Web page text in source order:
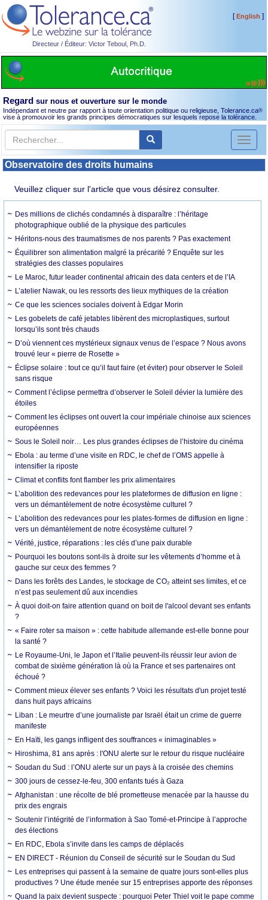
Directeur / Éditeur: Victor Teboul, Ph.D.
[English ]
Regard sur nous et ouverture sur le monde
Indépendant et neutre par rapport à toute orientation politique ou religieuse, Tolerance.ca®
vise à promouvoir les grands principes démocratiques sur lesquels repose la tolérance.
Toggle
Observatoire des droits humains
Veuillez cliquer sur l'article que vous désirez consulter.
Des millions de clichés condamnés à disparaître : l’héritage
photographique oublié de la physique des particules
Héritons-nous des traumatismes de nos parents ? Pas exactement
Équilibrer son alimentation malgré la précarité ? Enquête sur les
stratégies des classes populaires
Le Maroc, futur leader continental africain des data centers et de l’IA
L’atelier Nawak, ou les ressorts des lieux mythiques de la création
Ce que les sciences sociales doivent à Edgar Morin
Les gobelets de café jetables libèrent des microplastiques, surtout
lorsqu’ils sont très chauds
D’où viennent ces mystérieux signaux venus de l’espace ? Nous avons
trouvé leur « pierre de Rosette »
Éclipse solaire : tout ce qu’il faut faire (et éviter) pour observer le Soleil
sans risque
Comment l’éclipse permettra d’observer le Soleil dévier la lumière des
étoiles
Comment les éclipses ont ouvert la cour impériale chinoise aux sciences
européennes
Sous le Soleil noir… Les plus grandes éclipses de l’histoire du cinéma
Ebola : au terme d’une visite en RDC, le chef de l’OMS appelle à
intensifier la riposte
Climat et conflits font flamber les prix alimentaires
L’abolition des redevances pour les plateformes de diffusion en ligne :
vers un démantèlement de notre écosystème culturel ?
L’abolition des redevances pour les plates-formes de diffusion en ligne :
vers un démantèlement de notre écosystème culturel ?
Vérité, justice, réparations : les clés d’une paix durable
Pourquoi les boutons sont-ils à droite sur les vêtements d’homme et à
gauche sur ceux des femmes ?
Dans les forêts des Landes, le stockage de CO₂ atteint ses limites, et ce
n’est pas seulement dû aux incendies
À quoi doit-on faire attention quand on boit de l'alcool devant ses enfants
?
« Faire roter sa maison » : cette habitude allemande est-elle bonne pour
la santé ?
Le Royaume-Uni, le Japon et l’Italie peuvent-ils réussir leur avion de
combat de sixième génération là où la France et ses partenaires ont
échoué ?
Comment mieux élever ses enfants ? Voici les résultats d'un projet testé
dans huit pays africains
Liban : Le meurtre d’une journaliste par Israël était un crime de guerre
manifeste
En Haïti, les gangs infligent des souffrances « inimaginables »
Hiroshima, 81 ans après : l'ONU alerte sur le retour du risque nucléaire
Soudan du Sud : l’ONU alerte sur un pays à la croisée des chemins
300 jours de cessez-le-feu, 300 enfants tués à Gaza
Afghanistan : une récolte de blé prometteuse menacée par la hausse du
prix des engrais
Soutenir l’intégrité de l’information à Sao Tomé-et-Principe à l’approche
des élections
En RDC, Ebola s’invite dans les camps de déplacés
EN DIRECT - Réunion du Conseil de sécurité sur le Soudan du Sud
Les entreprises qui passent à la semaine de quatre jours sont-elles plus
productives ? Une étude menée sur 15 entreprises apporte des réponses
Quand la paix devient suspecte : pourquoi Peter Thiel voit le pape comme